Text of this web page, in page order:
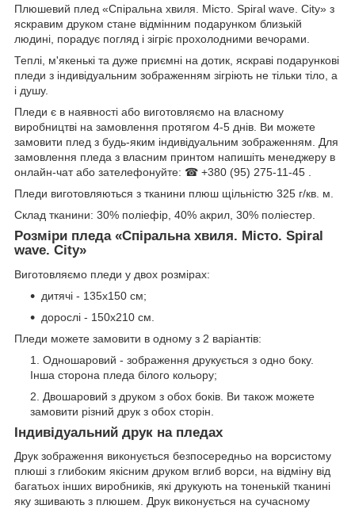
Плюшевий плед «Спіральна хвиля. Місто. Spiral wave. City» з
яскравим друком стане відмінним подарунком близькій
людині, порадує погляд і зігріє прохолодними вечорами.
Теплі, м'якенькі та дуже приємні на дотик, яскраві подарункові
пледи з індивідуальним зображенням зігріють не тільки тіло, а
і душу.
Пледи є в наявності або виготовляємо на власному
виробництві на замовлення протягом 4-5 днів. Ви можете
замовити плед з будь-яким індивідуальним зображенням. Для
замовлення пледа з власним принтом напишіть менеджеру в
онлайн-чат або зателефонуйте: ☎ +380 (95) 275-11-45 .
Пледи виготовляються з тканини плюш щільністю 325 г/кв. м.
Склад тканини: 30% поліефір, 40% акрил, 30% поліестер.
Розміри пледа «Спіральна хвиля. Місто. Spiral
wave. City»
Виготовляємо пледи у двох розмірах:
дитячі - 135х150 см;
дорослі - 150х210 см.
Пледи можете замовити в одному з 2 варіантів:
Одношаровий - зображення друкується з одно боку.
Інша сторона пледа білого кольору;
Двошаровий з друком з обох боків. Ви також можете
замовити різний друк з обох сторін.
Індивідуальний друк на пледах
Друк зображення виконується безпосередньо на ворсистому
плюші з глибоким якісним друком вглиб ворси, на відміну від
багатьох інших виробників, які друкують на тоненькій тканині
яку зшивають з плюшем. Друк виконується на сучасному